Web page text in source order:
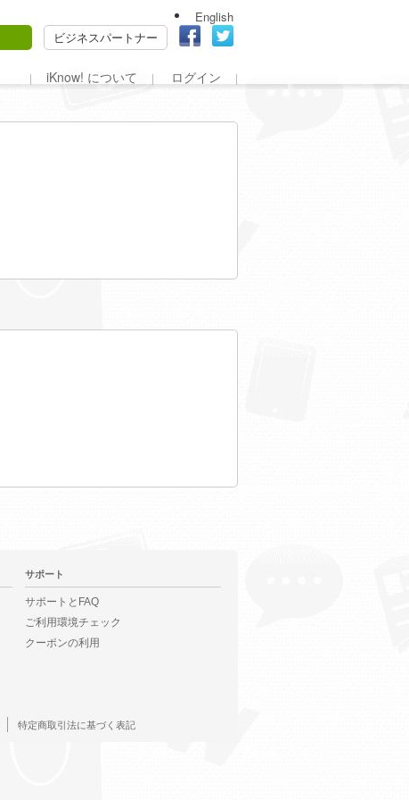
English
ビジネスパートナー
iKnow! について ログイン
サポート
サポートとFAQ
ご利用環境チェック
クーポンの利用
特定商取引法に基づく表記